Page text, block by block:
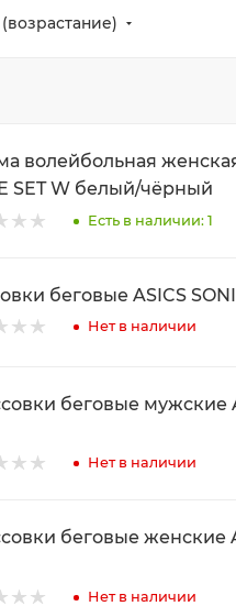
волейбольная женская
SET W белый/чёрный
Есть в наличии: 1
беговые ASICS
Нет в наличии
беговые мужские
Нет в наличии
беговые женские ASICS
Нет в наличии